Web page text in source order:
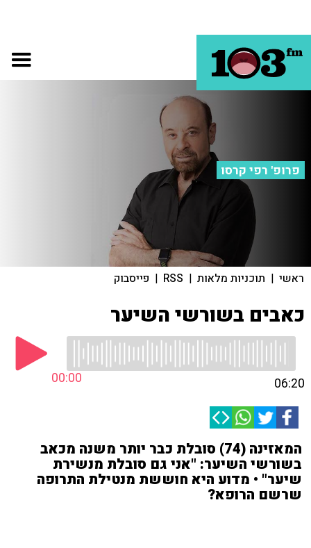
פרופ' רפי קרסו
ראשי | תוכניות מלאות |
RSS
| פייסבוק
כאבים בשורשי השיער
00:00 06:20
המאזינה (74) סובלת כבר יותר משנה מכאב
בשורשי השיער: "אני גם סובלת מנשירת
שיער" • מדוע היא חוששת מנטילת התרופה
שרשם הרופא?